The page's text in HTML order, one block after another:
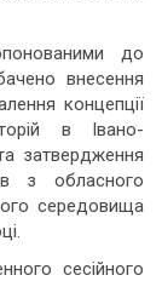
до
внесення
концепції
в Івано-
затвердження
з обласного
середовища
сесійного